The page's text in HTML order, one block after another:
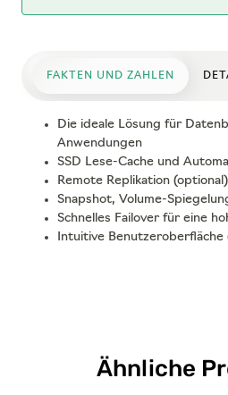
FAKTEN UND ZAHLEN
Die ideale Lösung für
Anwendungen
SSD Lese-Cache und
Remote Replikation
Snapshot, Volume-
Schnelles Failover für eine
Intuitive Benutzeroberfläche
Ähnliche